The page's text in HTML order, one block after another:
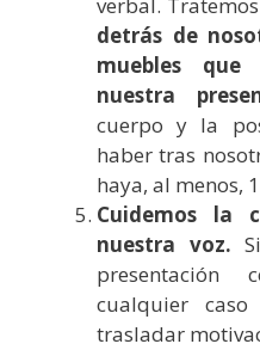
detrás de
muebles
nuestra
cuerpo y la
haber tras
haya, al menos,
Cuidemos la
nuestra voz.
cualquier
trasladar